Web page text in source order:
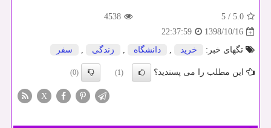
5.0
/
5
4538
1398/10/16
22:37:59
تگهای خبر:
خرید , دانشگاه , زندگی , سفر
این مطلب را می پسندید؟ (1)
(0)
X